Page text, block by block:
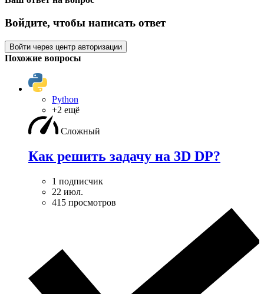
Войдите, чтобы написать ответ
Войти через центр авторизации
Похожие вопросы
Python
+2 ещё
Сложный
Как решить задачу на 3D DP?
1 подписчик
22 июл.
415 просмотров